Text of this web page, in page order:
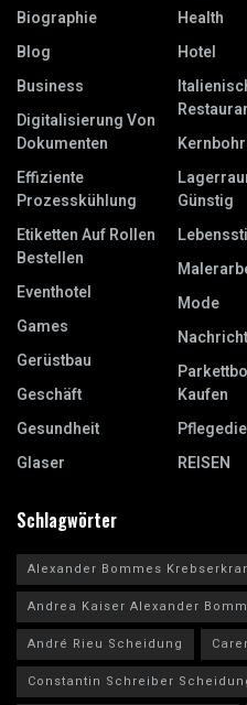
Biographie
Blog
Business
Digitalisierung Von
Dokumenten
Effiziente
Prozesskühlung
Etiketten Auf Rollen
Bestellen
Eventhotel
Games
Gerüstbau
Geschäft
Gesundheit
Glaser
Health
Hotel
Günstig
Mode
Nachricht
Kaufen
REISEN
Schlagwörter
Alexander Bommes
Andrea Kaiser Alexander
André Rieu Scheidung
Constantin Schreiber